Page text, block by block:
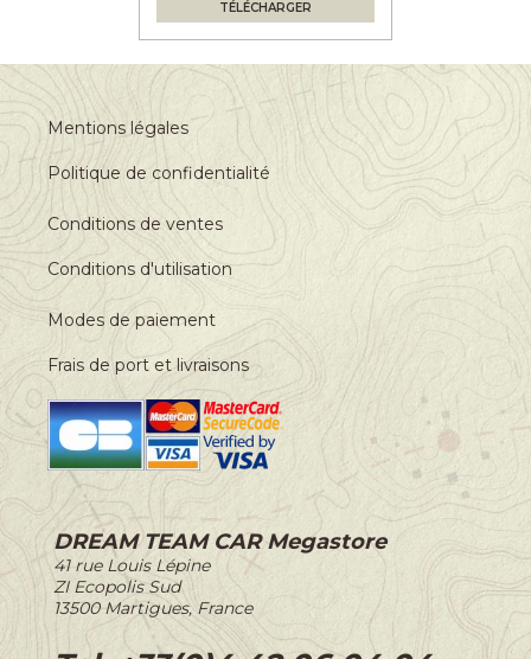
TÉLÉCHARGER
Mentions légales
Politique de confidentialité
Conditions de ventes
Conditions d'utilisation
Modes de paiement
Frais de port et livraisons
DREAM TEAM CAR Megastore
-41 rue Louis Lépine
-
ZI Ecopolis Sud
-13500 Martigues, France